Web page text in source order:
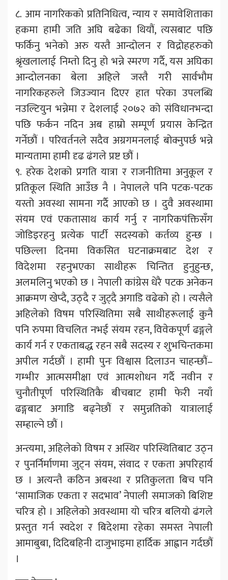
८. आम नागरिकको प्रतिनिधित्व, न्याय र समावेशिताका
हकमा हामी जति अघि बढेका थियौं, त्यसबाट पछि
फर्किनु भनेको अरु यस्तै आन्दोलन र विद्रोहहरुको
श्रृंखलालाई निम्तो दिनु हो भन्ने स्मरण गर्दै, यस अघिका
आन्दोलनका बेला अहिले जस्तै गरी सार्वभौम
नागरिकहरुले जिउज्यान दिएर हात परेका उपलब्धि
नउल्टियुन भन्नेमा र देशलाई २०७२ को संविधानभन्दा
पछि फर्कन नदिन अब हाम्रो सम्पूर्ण प्रयास केन्द्रित
गर्नेछौं । परिवर्तनले सदैव अग्रगमनलाई बोक्नुपर्छ भन्ने
मान्यतामा हामी दृढ ढंगले प्रष्ट छौं ।
९. हरेक देशको प्रगति यात्रा र राजनीतिमा अनुकूल र
प्रतिकूल स्थिति आउँछ नै । नेपालले पनि पटक-पटक
यस्तो अवस्था सामना गर्दै आएको छ । दुवै अवस्थामा
संयम एवं एकतासाथ कार्य गर्नु र नागरिकपंक्तिसँग
जोडिइरहनु प्रत्येक पार्टी सदस्यको कर्तव्य हुन्छ ।
पछिल्ला दिनमा विकसित घटनाक्रमबाट देश र
विदेशमा रहनुभएका साथीहरू चिन्तित हुनुहुन्छ,
अलमलिनु भएको छ । नेपाली कांग्रेस धेरै पटक अनेकन
आक्रमण खेप्दै, उठ्दै र जुट्दै अगाडि वढेको हो । त्यसैले
अहिलेको विषम परिस्थितिमा सबै साथीहरूलाई कुनै
पनि रुपमा विचलित नभई संयम रहन, विवेकपूर्ण ढङ्गले
कार्य गर्न र एकताबद्ध रहन सबै सदस्य र शुभचिन्तकमा
अपील गर्दछौं । हामी पुनः विश्वास दिलाउन चाहन्छौं–
गम्भीर आत्मसमीक्षा एवं आत्मशोधन गर्दै नवीन र
चुनौतीपूर्ण परिस्थितिकै बीचबाट हामी फेरी नयाँ
ढङ्गबाट अगाडि बढ्नेछौं र समुन्नतिको यात्रालाई
सम्हाल्ने छौं ।
अन्त्यमा, अहिलेको विषम र अस्थिर परिस्थितिबाट उठ्न
र पुनर्निर्माणमा जुट्न संयम, संवाद र एकता अपरिहार्य
छ । अत्यन्तै कठिन अबस्था र प्रतिकुलता बिच पनि
‘सामाजिक एकता र सदभाव’ नेपाली समाजको बिशिष्ट
चरित्र हो । अहिलेको अवस्थामा यो चरित्र बलियो ढंगले
प्रस्तुत गर्न स्वदेश र बिदेशमा रहेका समस्त नेपाली
आमाबुबा, दिदिबहिनी दाजुभाइमा हार्दिक आह्वान गर्दछौं
।